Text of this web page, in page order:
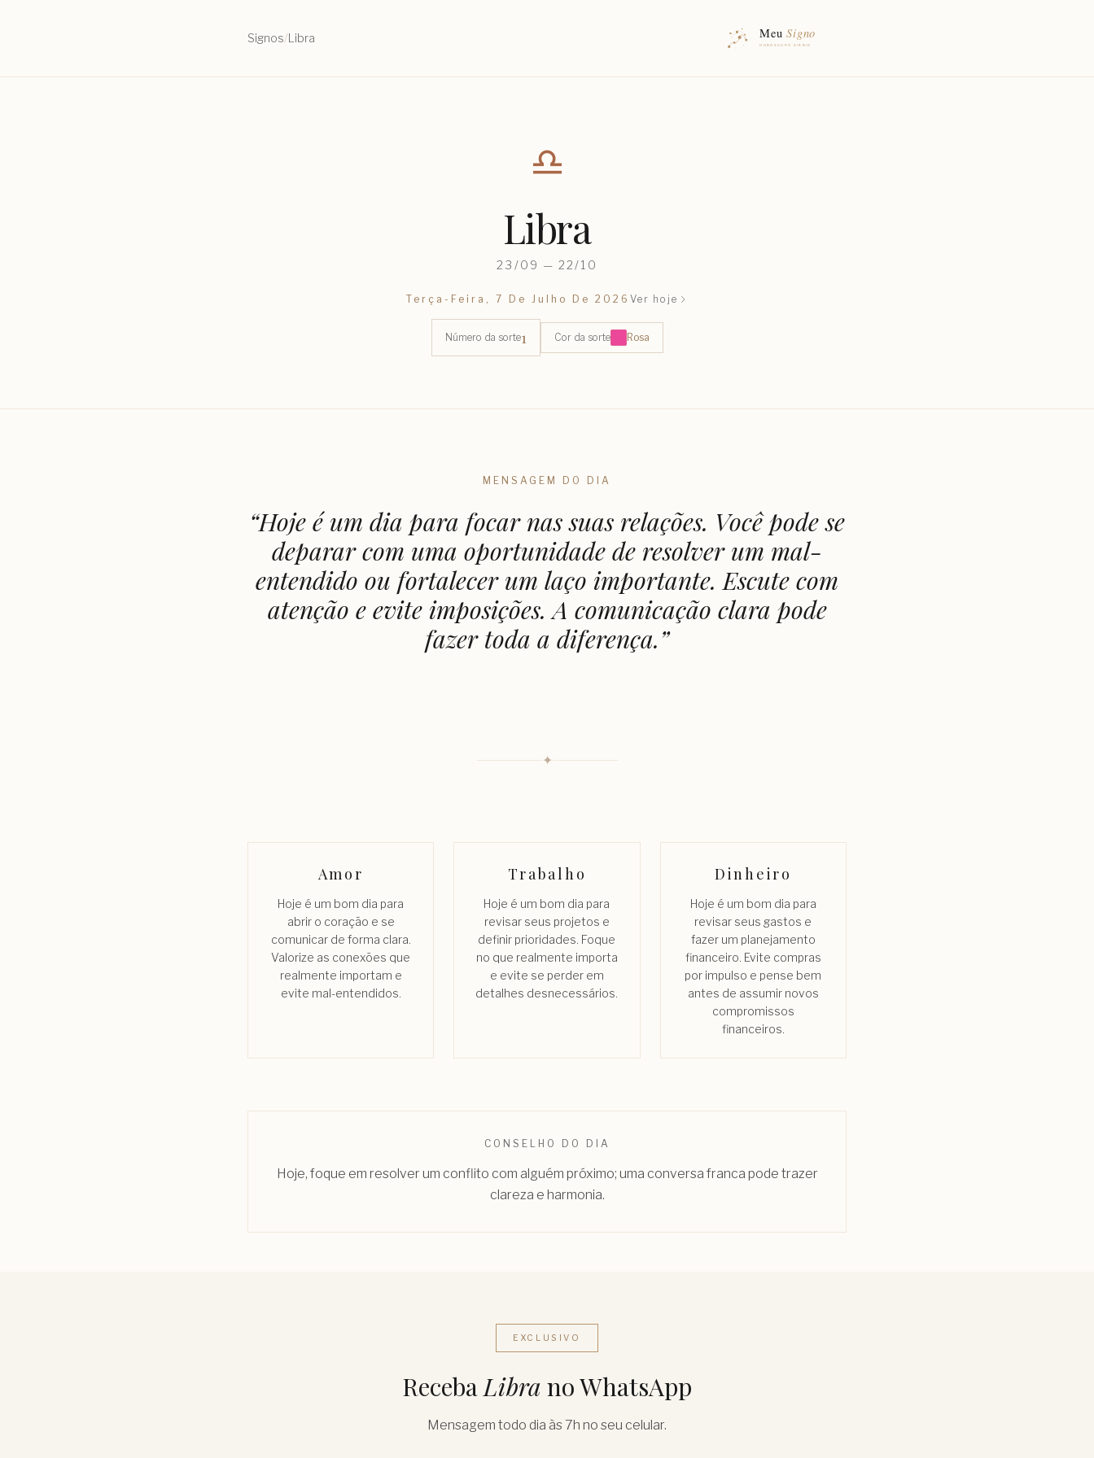
Signos/Libra
♎︎
Libra
23/09 — 22/10
Terça-Feira, 7 De Julho De 2026Ver hoje
Número da sorte1 Cor da sorte Rosa
MENSAGEM DO DIA
“Hoje é um dia para focar nas suas relações. Você pode se
deparar com uma oportunidade de resolver um mal-
entendido ou fortalecer um laço importante. Escute com
atenção e evite imposições. A comunicação clara pode
fazer toda a diferença.”
✦
Amor
Hoje é um bom dia para
abrir o coração e se
comunicar de forma clara.
Valorize as conexões que
realmente importam e
evite mal-entendidos.
Trabalho
Hoje é um bom dia para
revisar seus projetos e
definir prioridades. Foque
no que realmente importa
e evite se perder em
detalhes desnecessários.
Dinheiro
Hoje é um bom dia para
revisar seus gastos e
fazer um planejamento
financeiro. Evite compras
por impulso e pense bem
antes de assumir novos
compromissos
financeiros.
CONSELHO DO DIA
Hoje, foque em resolver um conflito com alguém próximo; uma conversa franca pode trazer
clareza e harmonia.
EXCLUSIVO
Receba Libra no WhatsApp
Mensagem todo dia às 7h no seu celular.